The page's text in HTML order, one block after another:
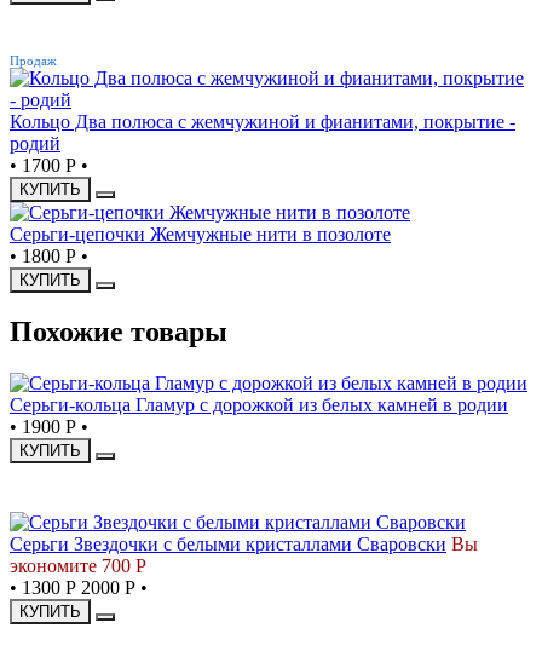
Продаж
Кольцо Два полюса с жемчужиной и фианитами, покрытие -
родий
• 1700 Р •
КУПИТЬ
Серьги-цепочки Жемчужные нити в позолоте
• 1800 Р •
КУПИТЬ
Похожие товары
Серьги-кольца Гламур с дорожкой из белых камней в родии
• 1900 Р •
КУПИТЬ
Серьги Звездочки с белыми кристаллами Сваровски Вы
экономите 700 Р
• 1300 Р 2000 Р •
КУПИТЬ